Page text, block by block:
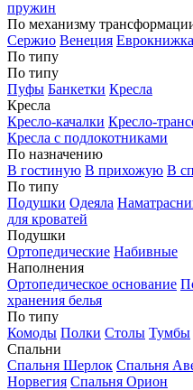
пружин
По механизму
Сержио Венеция Еврокнижка
По типу
По типу
Пуфы Банкетки Кресла
Кресла
Кресло-качалки Кресло-
Кресла с подлокотниками
По назначению
В гостиную В прихожую В
По типу
Подушки Одеяла
для кроватей
Подушки
Ортопедические Набивные
Наполнения
Ортопедическое основание
хранения белья
По типу
Комоды Полки Столы Тумбы
Спальни
Спальня Шерлок Спальня
Норвегия Спальня Орион